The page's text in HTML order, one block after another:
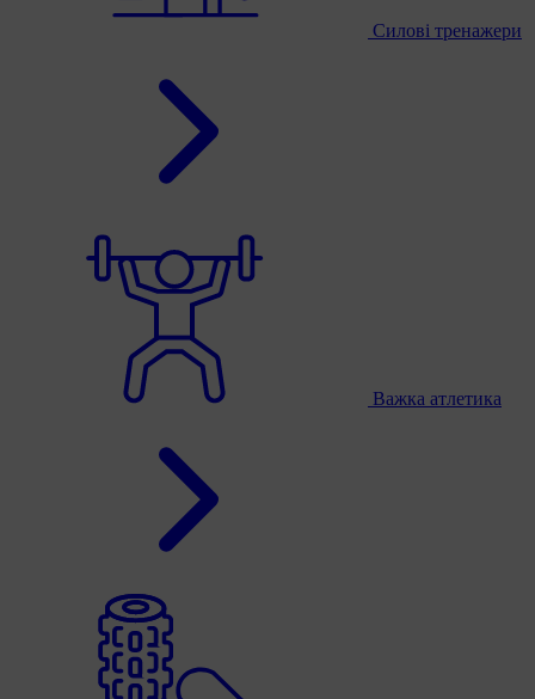
Силові тренажери
Важка атлетика